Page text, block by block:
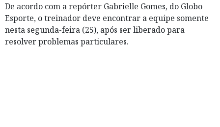
De acordo com a repórter Gabrielle Gomes, do Globo
Esporte, o treinador deve encontrar a equipe somente
nesta segunda-feira (25), após ser liberado para
resolver problemas particulares.